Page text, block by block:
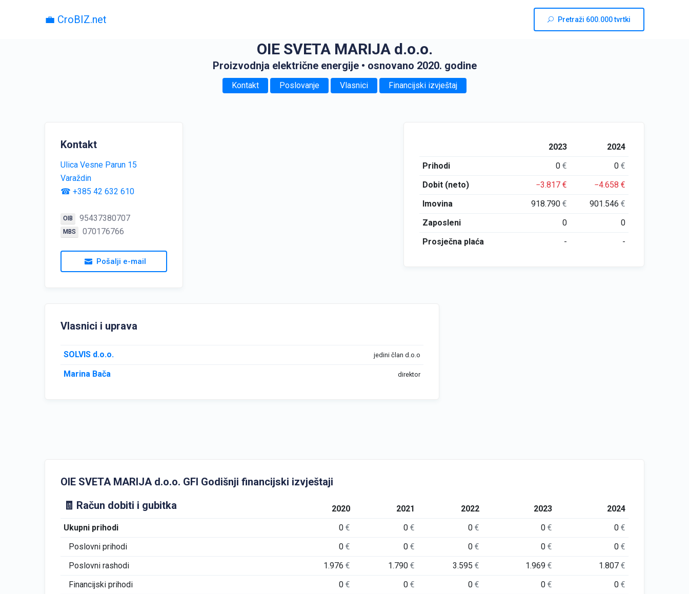
💼 CroBIZ.net Pretraži 600.000 tvrtki
OIE SVETA MARIJA d.o.o.
Proizvodnja električne energije • osnovano 2020. godine
Kontakt Poslovanje Vlasnici Financijski izvještaj
Kontakt
Ulica Vesne Parun 15
Varaždin
☎ +385 42 632 610
OIB 95437380707
MBS 070176766
Pošalji e-mail
2023
2024
Prihodi
0€ 0€
Dobit (neto)
−3.817€ −4.658€
Imovina
918.790€ 901.546€
Zaposleni
0
0
Prosječna plaća
- -
Vlasnici i uprava
SOLVIS d.o.o. jedini član d.o.o
Marina Bača direktor
OIE SVETA MARIJA d.o.o. GFI Godišnji financijski izvještaji
🧾 Račun dobiti i gubitka
2020 2021 2022 2023
2024
Ukupni prihodi
0€ 0€ 0€ 0€ 0€
Poslovni prihodi
0€ 0€ 0€ 0€ 0€
Poslovni rashodi
1.976€ 1.790€ 3.595€ 1.969€ 1.807€
Financijski prihodi
0€ 0€ 0€ 0€ 0€